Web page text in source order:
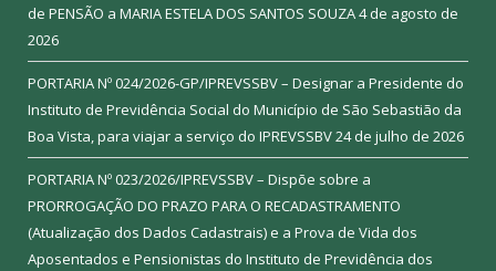
de PENSÃO a MARIA ESTELA DOS SANTOS SOUZA4 de agosto de
2026
PORTARIA Nº 024/2026-GP/IPREVSSBV – Designar a Presidente do
Instituto de Previdência Social do Município de São Sebastião da
Boa Vista, para viajar a serviço do IPREVSSBV24 de julho de 2026
PORTARIA Nº 023/2026/IPREVSSBV – Dispõe sobre a
PRORROGAÇÃO DO PRAZO PARA O RECADASTRAMENTO
(Atualização dos Dados Cadastrais) e a Prova de Vida dos
Aposentados e Pensionistas do Instituto de Previdência dos